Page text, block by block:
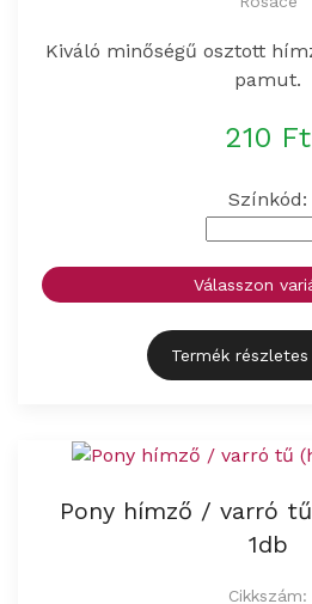
Kiváló minőségű osztott
pamut.
210 Ft
Színkód:
Válasszon
Termék
Pony hímző / varró
1db
Cikkszám: